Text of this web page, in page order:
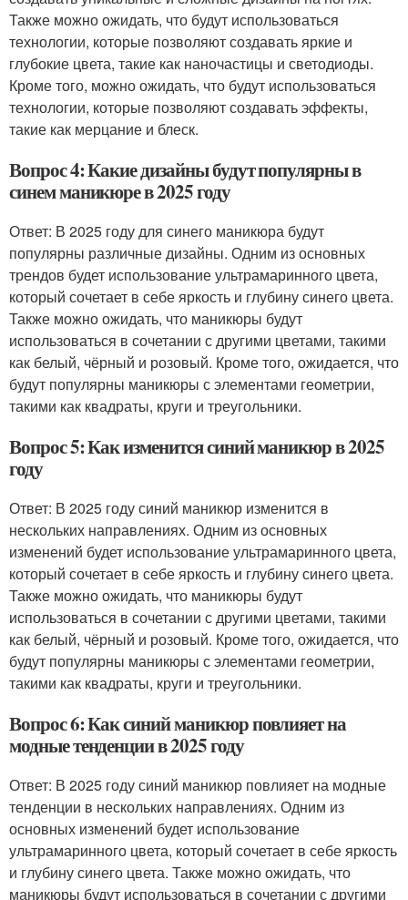
Также можно ожидать, что будут использоваться
технологии, которые позволяют создавать яркие и
глубокие цвета, такие как наночастицы и светодиоды.
Кроме того, можно ожидать, что будут использоваться
технологии, которые позволяют создавать эффекты,
такие как мерцание и блеск.
Вопрос 4: Какие дизайны будут популярны в
синем маникюре в 2025 году
Ответ: В 2025 году для синего маникюра будут
популярны различные дизайны. Одним из основных
трендов будет использование ультрамаринного цвета,
который сочетает в себе яркость и глубину синего цвета.
Также можно ожидать, что маникюры будут
использоваться в сочетании с другими цветами, такими
как белый, чёрный и розовый. Кроме того, ожидается, что
будут популярны маникюры с элементами геометрии,
такими как квадраты, круги и треугольники.
Вопрос 5: Как изменится синий маникюр в 2025
году
Ответ: В 2025 году синий маникюр изменится в
нескольких направлениях. Одним из основных
изменений будет использование ультрамаринного цвета,
который сочетает в себе яркость и глубину синего цвета.
Также можно ожидать, что маникюры будут
использоваться в сочетании с другими цветами, такими
как белый, чёрный и розовый. Кроме того, ожидается, что
будут популярны маникюры с элементами геометрии,
такими как квадраты, круги и треугольники.
Вопрос 6: Как синий маникюр повлияет на
модные тенденции в 2025 году
Ответ: В 2025 году синий маникюр повлияет на модные
тенденции в нескольких направлениях. Одним из
основных изменений будет использование
ультрамаринного цвета, который сочетает в себе яркость
и глубину синего цвета. Также можно ожидать, что
маникюры будут использоваться в сочетании с другими